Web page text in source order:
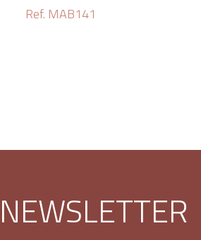
Ref. MAB141
NEWSLETTER